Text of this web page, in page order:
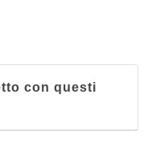
con questi